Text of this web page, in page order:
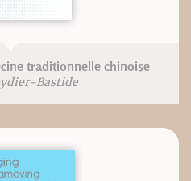
traditionnelle chinoise
Bastide